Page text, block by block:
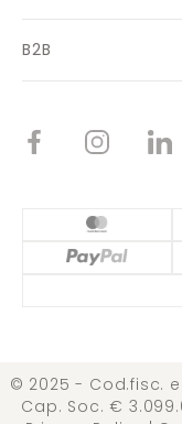
B2B
© 2025 - Cod.fisc. e
Cap. Soc. €